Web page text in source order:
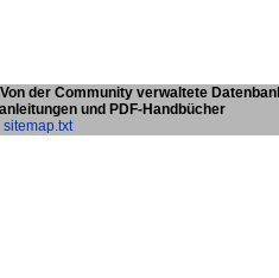
der Community verwaltete
und PDF-Handbücher
sitemap.txt